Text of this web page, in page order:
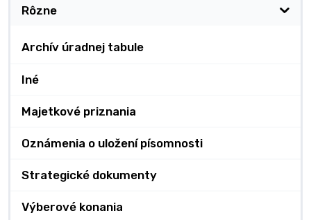
Rôzne
Archív úradnej tabule
Iné
Majetkové priznania
Oznámenia o uložení písomnosti
Strategické dokumenty
Výberové konania